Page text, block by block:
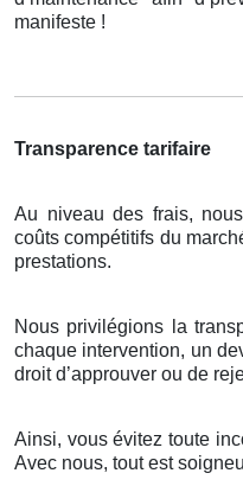
manifeste !
Transparence tarifaire
Au niveau des frais,
coûts compétitifs du
prestations.
Nous privilégions la
chaque intervention, un
droit d’approuver ou de
Ainsi, vous évitez toute
Avec nous, tout est